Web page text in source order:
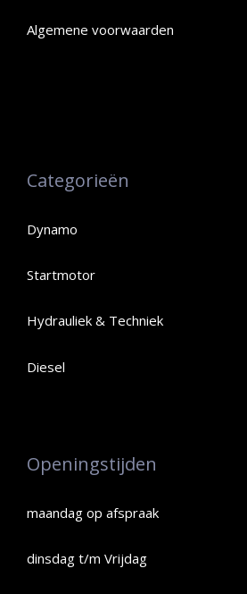
Algemene voorwaarden
Categorieën
Dynamo
Startmotor
Hydrauliek & Techniek
Diesel
Openingstijden
maandag op afspraak
dinsdag t/m Vrijdag